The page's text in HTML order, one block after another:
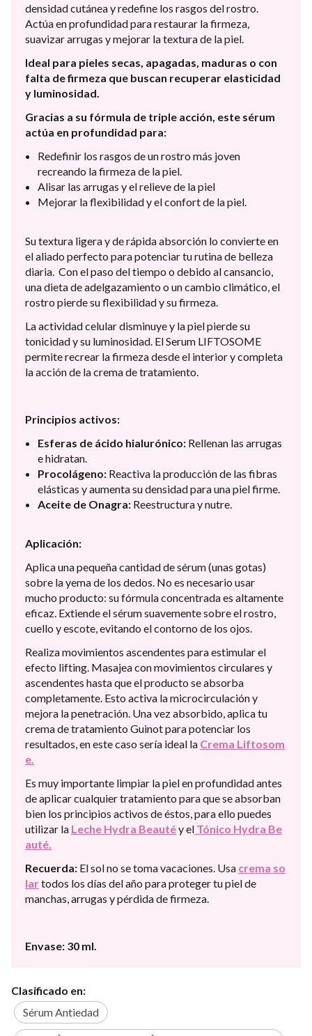
densidad cutánea y redefine los rasgos del rostro.
Actúa en profundidad para restaurar la firmeza,
suavizar arrugas y mejorar la textura de la piel.
Ideal para pieles secas, apagadas, maduras o con
falta de firmeza que buscan recuperar elasticidad
y luminosidad.
Gracias a su fórmula de triple acción, este sérum
actúa en profundidad para:
Redefinir los rasgos de un rostro más joven
recreando la firmeza de la piel.
Alisar las arrugas y el relieve de la piel
Mejorar la flexibilidad y el confort de la piel.
Su textura ligera y de rápida absorción lo convierte en
el aliado perfecto para potenciar tu rutina de belleza
diaria. Con el paso del tiempo o debido al cansancio,
una dieta de adelgazamiento o un cambio climático, el
rostro pierde su flexibilidad y su firmeza.
La actividad celular disminuye y la piel pierde su
tonicidad y su luminosidad. El Serum LIFTOSOME
permite recrear la firmeza desde el interior y completa
la acción de la crema de tratamiento.
Principios activos:
Esferas de ácido hialurónico: Rellenan las arrugas
e hidratan.
Procolágeno: Reactiva la producción de las fibras
elásticas y aumenta su densidad para una piel firme.
Aceite de Onagra: Reestructura y nutre.
Aplicación:
Aplica una pequeña cantidad de sérum (unas gotas)
sobre la yema de los dedos. No es necesario usar
mucho producto: su fórmula concentrada es altamente
eficaz. Extiende el sérum suavemente sobre el rostro,
cuello y escote, evitando el contorno de los ojos.
Realiza movimientos ascendentes para estimular el
efecto lifting. Masajea con movimientos circulares y
ascendentes hasta que el producto se absorba
completamente. Esto activa la microcirculación y
mejora la penetración. Una vez absorbido, aplica tu
crema de tratamiento Guinot para potenciar los
resultados, en este caso sería ideal la Crema Liftosom
e.
Es muy importante limpiar la piel en profundidad antes
de aplicar cualquier tratamiento para que se absorban
bien los principios activos de éstos, para ello puedes
utilizar la Leche Hydra Beautéy el Tónico Hydra Be
auté.
Recuerda: El sol no se toma vacaciones. Usa crema so
lartodos los días del año para proteger tu piel de
manchas, arrugas y pérdida de firmeza.
Envase: 30 ml.
Clasificado en:
Sérum Antiedad